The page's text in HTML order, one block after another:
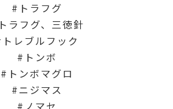
トラフグ
トラフグ、三徳針
トレブルフック
トンボ
トンボマグロ
ニジマス
ノマセ